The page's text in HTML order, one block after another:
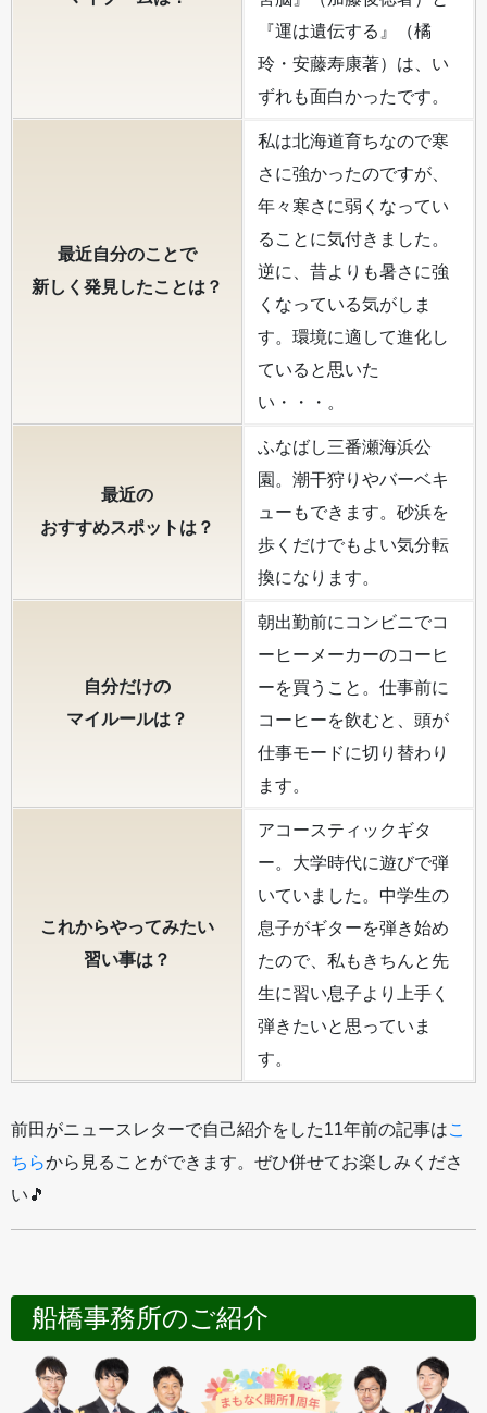
『運は遺伝する』（橘
玲・安藤寿康著）は、い
ずれも面白かったです。
最近自分のことで
新しく発見したことは？
私は北海道育ちなので寒
さに強かったのですが、
年々寒さに弱くなってい
ることに気付きました。
逆に、昔よりも暑さに強
くなっている気がしま
す。環境に適して進化し
ていると思いた
い・・・。
最近の
おすすめスポットは？
ふなばし三番瀬海浜公
園。潮干狩りやバーベキ
ューもできます。砂浜を
歩くだけでもよい気分転
換になります。
自分だけの
マイルールは？
朝出勤前にコンビニでコ
ーヒーメーカーのコーヒ
ーを買うこと。仕事前に
コーヒーを飲むと、頭が
仕事モードに切り替わり
ます。
これからやってみたい
習い事は？
アコースティックギタ
ー。大学時代に遊びで弾
いていました。中学生の
息子がギターを弾き始め
たので、私もきちんと先
生に習い息子より上手く
弾きたいと思っていま
す。
前田がニュースレターで自己紹介をした11年前の記事はこ
ちらから見ることができます。ぜひ併せてお楽しみくださ
い🎵
船橋事務所のご紹介